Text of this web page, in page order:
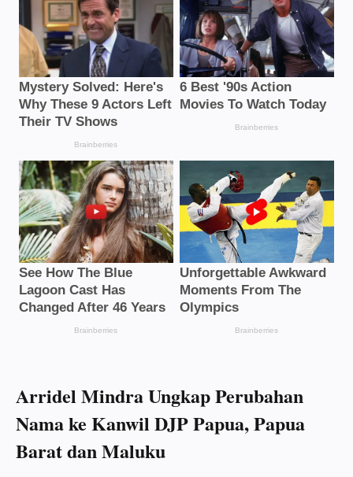
Arridel Mindra Ungkap Perubahan
Nama ke Kanwil DJP Papua, Papua
Barat dan Maluku